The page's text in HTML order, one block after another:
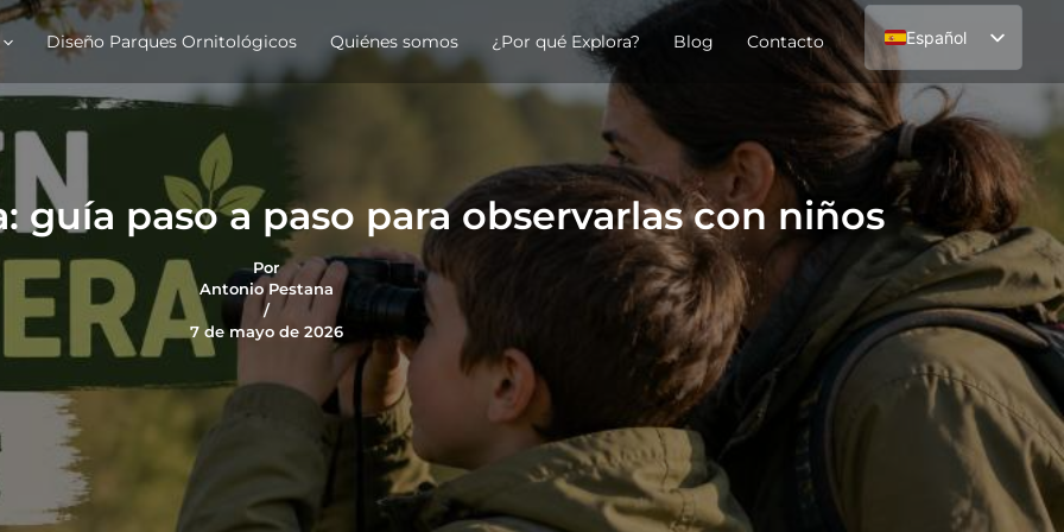
Diseño Parques Ornitológicos Quiénes somos ¿Por qué Explora? Blog Contacto
Español
English
guía paso a paso para observarlas con niños
Por
Antonio Pestana
/
7 de mayo de 2026